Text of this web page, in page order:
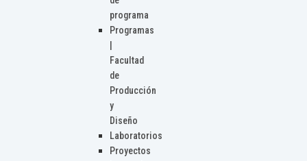
programa
Programas
Facultad
de
Producción
y
Diseño
Laboratorios
Proyectos